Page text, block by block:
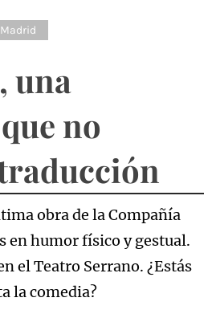
una
no
obra de la Compañía
en humor físico y gestual.
el Teatro Serrano. ¿Estás
la comedia?